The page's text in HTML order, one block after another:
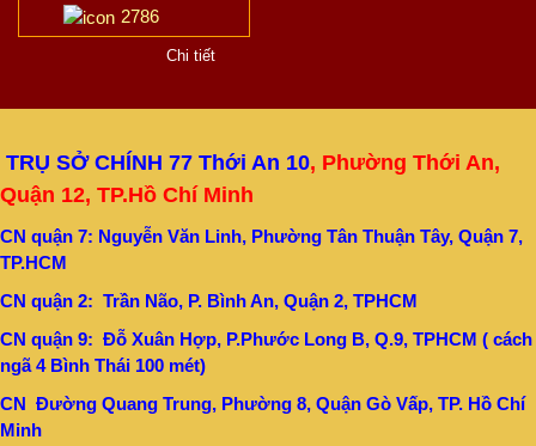
2786
Chi tiết
TRỤ SỞ CHÍNH 77 Thới An 10, Phường Thới An,
Quận 12, TP.Hồ Chí Minh
CN quận 7: Nguyễn Văn Linh, Phường Tân Thuận Tây, Quận 7,
TP.HCM
CN quận 2: Trần Não, P. Bình An, Quận 2, TPHCM
CN quận 9: Đỗ Xuân Hợp, P.Phước Long B, Q.9, TPHCM ( cách
ngã 4 Bình Thái 100 mét)
CN Đường Quang Trung, Phường 8, Quận Gò Vấp, TP. Hồ Chí
Minh